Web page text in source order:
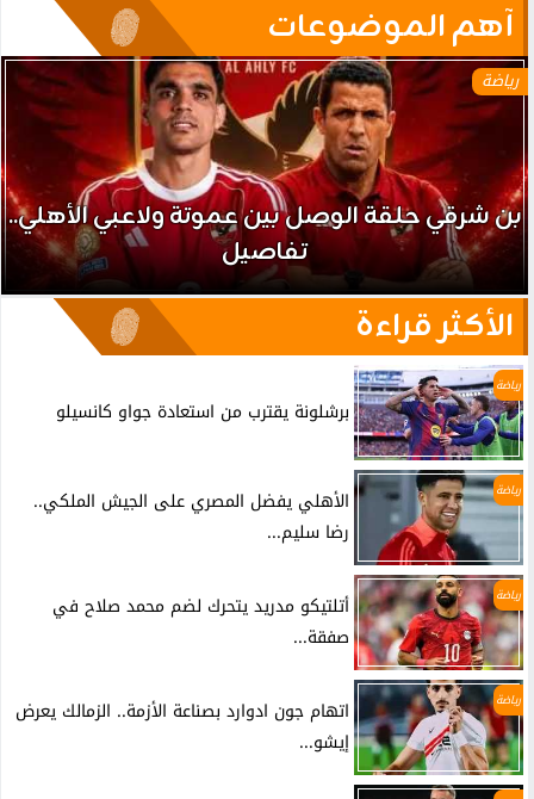
آهم الموضوعات
رياضة
بن شرقي حلقة الوصل بين عموتة ولاعبي الأهلي..
تفاصيل
الأكثر قراءة
رياضة
برشلونة يقترب من استعادة جواو كانسيلو
رياضة
الأهلي يفضل المصري على الجيش الملكي..
رضا سليم...
رياضة
أتلتيكو مدريد يتحرك لضم محمد صلاح في
صفقة...
رياضة
اتهام جون ادوارد بصناعة الأزمة.. الزمالك يعرض
إيشو...